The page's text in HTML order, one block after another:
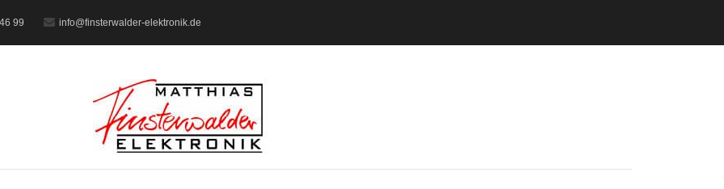
99 info@finsterwalder-elektronik.de